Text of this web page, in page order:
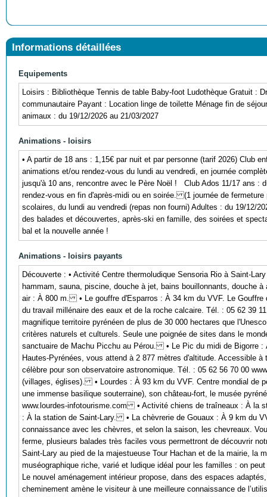
Informations détaillées
Equipements
Loisirs : Bibliothèque Tennis de table Baby-foot Ludothèque Gratuit :
communautaire Payant : Location linge de toilette Ménage fin de
animaux : du 19/12/2026 au 21/03/2027
Animations - loisirs
• A partir de 18 ans : 1,15€ par nuit et par personne (tarif 2026) Club
animations et/ou rendez-vous du lundi au vendredi, en journée
jusqu'à 10 ans, rencontre avec le Père Noël ! Club Ados 11/17 ans :
rendez-vous en fin d'après-midi ou en soirée. (1 journée de
scolaires, du lundi au vendredi (repas non fourni) Adultes : du 19/12/
des balades et découvertes, après-ski en famille, des soirées et
bal et la nouvelle année !
Animations - loisirs payants
Découverte : • Activité Centre thermoludique Sensoria Rio à Saint-
hammam, sauna, piscine, douche à jet, bains bouillonnants,
air : À 800 m. • Le gouffre d'Esparros : À 34 km du VVF. Le Gouffre
du travail millénaire des eaux et de la roche calcaire. Tél. : 05 62 39
magnifique territoire pyrénéen de plus de 30 000 hectares que
critères naturels et culturels. Seule une poignée de sites dans le
sanctuaire de Machu Picchu au Pérou. • Le Pic du midi de Bigorre
Hautes-Pyrénées, vous attend à 2 877 mètres d'altitude. Accessible
célèbre pour son observatoire astronomique. Tél. : 05 62 56 70 00
(villages, églises). • Lourdes : À 93 km du VVF. Centre mondial de
une immense basilique souterraine), son château-fort, le musée
www.lourdes-infotourisme.com • Activité chiens de traîneaux : À la
: À la station de Saint-Lary. • La chèvrerie de Gouaux : À 9 km du
connaissance avec les chèvres, et selon la saison, les chevreaux.
ferme, plusieurs balades très faciles vous permettront de découvrir
Saint-Lary au pied de la majestueuse Tour Hachan et de la mairie, la
muséographique riche, varié et ludique idéal pour les familles : on
Le nouvel aménagement intérieur propose, dans des espaces
cheminement amène le visiteur à une meilleure connaissance de